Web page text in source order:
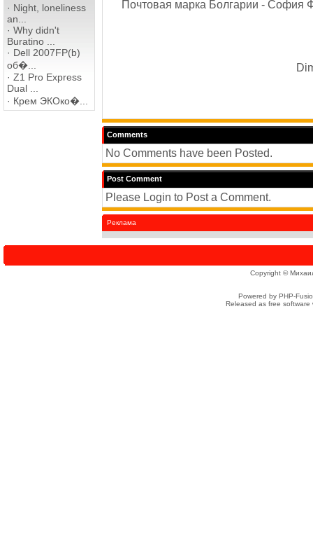
· Night, loneliness
an...
· Why didn't
Buratino ...
· Dell 2007FP(b)
об�...
· Z1 Pro Express
Dual ...
· Крем ЭКОко�...
Почтовая марка Болгарии - София
Comments
No Comments have been Posted.
Post Comment
Please Login to Post a Comment.
Реклама
Copyright ©
Powered by PHP-
Released as free